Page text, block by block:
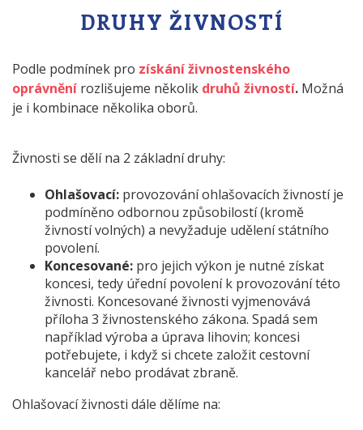
DRUHY ŽIVNOSTÍ
Podle podmínek pro získání živnostenského
oprávnění rozlišujeme několik druhů živností. Možná
je i kombinace několika oborů.
Živnosti se dělí na 2 základní druhy:
Ohlašovací: provozování ohlašovacích živností je
podmíněno odbornou způsobilostí (kromě
živností volných) a nevyžaduje udělení státního
povolení.
Koncesované: pro jejich výkon je nutné získat
koncesi, tedy úřední povolení k provozování této
živnosti. Koncesované živnosti vyjmenovává
příloha 3 živnostenského zákona. Spadá sem
například výroba a úprava lihovin; koncesi
potřebujete, i když si chcete založit cestovní
kancelář nebo prodávat zbraně.
Ohlašovací živnosti dále dělíme na: